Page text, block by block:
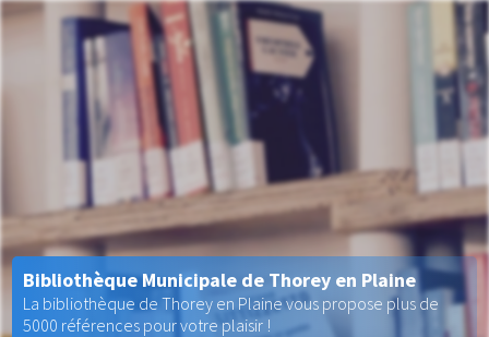
Bibliothèque Municipale de Thorey en Plaine
La bibliothèque de Thorey en Plaine vous propose plus de
5000 références pour votre plaisir !